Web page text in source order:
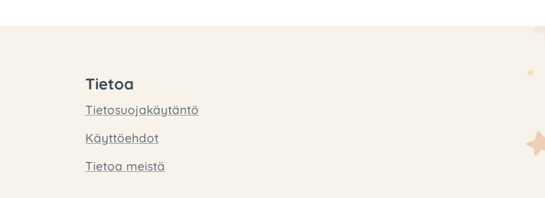
Tietoa
Tietosuojakäytäntö
Käyttöehdot
Tietoa meistä